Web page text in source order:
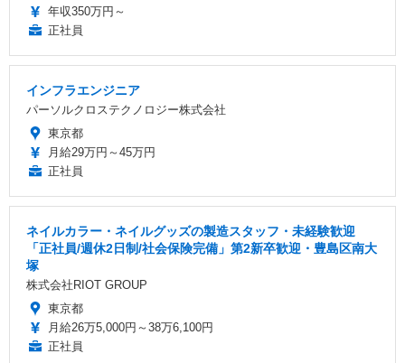
年収350万円～
正社員
インフラエンジニア
パーソルクロステクノロジー株式会社
東京都
月給29万円～45万円
正社員
ネイルカラー・ネイルグッズの製造スタッフ・未経験歓迎
「正社員/週休2日制/社会保険完備」第2新卒歓迎・豊島区南大
塚
株式会社RIOT GROUP
東京都
月給26万5,000円～38万6,100円
正社員